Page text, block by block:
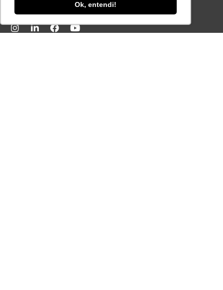
Ok, entendi!
contato@lec.com.br